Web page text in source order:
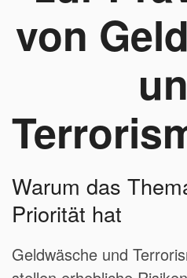
von
Warum das
Priorität hat
Geldwäsche und